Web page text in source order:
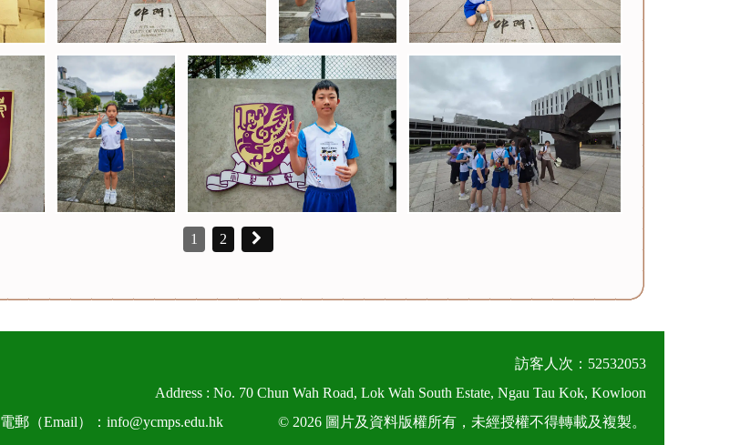
1 2
訪客人次：52532053
Address : No. 70 Chun Wah Road, Lok Wah South Estate, Ngau Tau Kok, Kowloon
電郵（Email）：info@ycmps.edu.hk © 2026 圖片及資料版權所有，未經授權不得轉載及複製。